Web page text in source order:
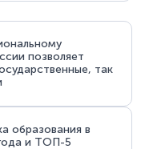
позволяет
так
образования в
и ТОП-5